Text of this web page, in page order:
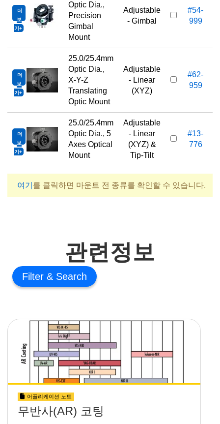
더
보
기
Optic Dia.,
Precision
Gimbal
Mount
Adjustable
- Gimbal
#54-
999
더
보
기
25.0/25.4mm
Optic Dia.,
X-Y-Z
Translating
Optic Mount
Adjustable
- Linear
(XYZ)
#62-
959
더
보
기
25.0/25.4mm
Optic Dia., 5
Axes Optical
Mount
Adjustable
- Linear
(XYZ) &
Tip-Tilt
#13-
776
여기 를 클릭하면 마운트 전 종류를 확인할 수 있습니다.
관련정보
Filter
어플리케이션 노트
무반사(AR) 코팅